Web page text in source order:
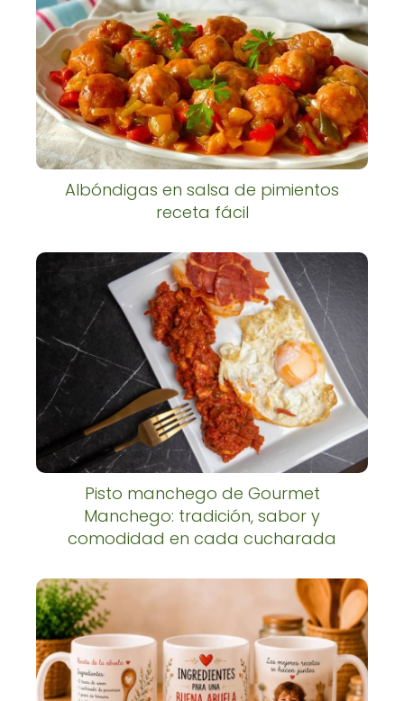
Albóndigas en salsa de pimientos
receta fácil
Pisto manchego de Gourmet
Manchego: tradición, sabor y
comodidad en cada cucharada